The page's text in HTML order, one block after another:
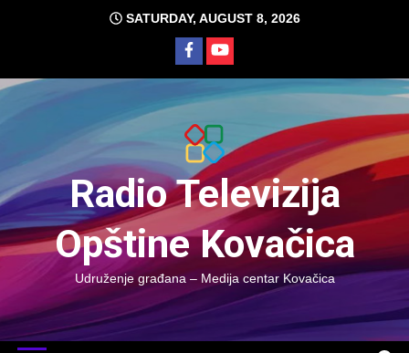
SATURDAY, AUGUST 8, 2026
Radio Televizija
Opštine Kovačica
Udruženje građana – Medija centar Kovačica